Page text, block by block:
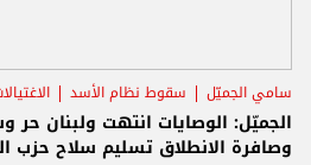
سامي الجميّل سقوط نظام الأسد
الجميّل: الوصايات انتهت ولبنان
وصافرة الانطلاق تسليم سلاح حزب